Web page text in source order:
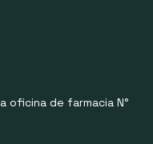
oficina de farmacia N°